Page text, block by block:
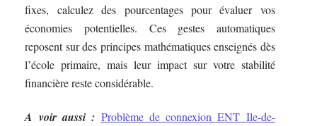
fixes, calculez des pourcentages pour évaluer vos
économies potentielles. Ces gestes automatiques
reposent sur des principes mathématiques enseignés dès
l’école primaire, mais leur impact sur votre stabilité
financière reste considérable.
A voir aussi : Problème de connexion ENT Ile-de-